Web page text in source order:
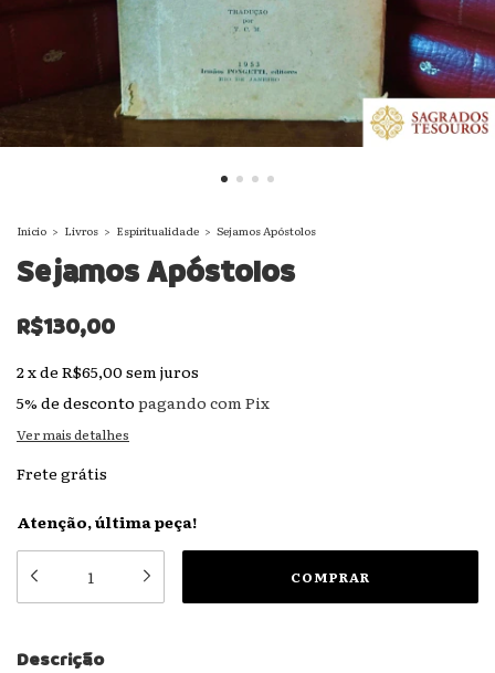
Início > Livros > Espiritualidade > Sejamos Apóstolos
Sejamos Apóstolos
R$130,00
2xde R$65,00 sem juros
5% de desconto pagando com Pix
Ver mais detalhes
Frete grátis
Atenção, última peça!
Descrição